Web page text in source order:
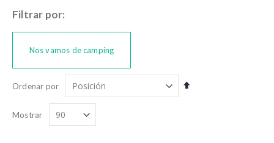
Filtrar por:
Nos vamos de camping
Ordenar por
Fijar
Mostrar